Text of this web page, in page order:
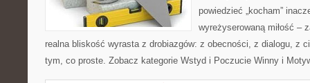
powiedzieć „kocham”
wyreżyserowaną miłość –
realna bliskość wyrasta z drobiazgów: z obecności, z dialogu, z
tym, co proste. Zobacz kategorie Wstyd i Poczucie Winny i